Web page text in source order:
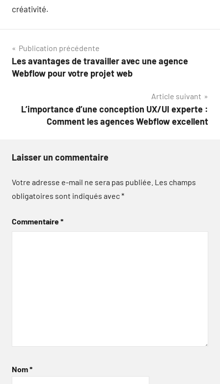
créativité.
Navigation
de
Publication précédente
Les avantages de travailler avec une agence
Webflow pour votre projet web
Article suivant
L’importance d’une conception UX/UI experte :
Comment les agences Webflow excellent
Laisser un commentaire
Votre adresse e-mail ne sera pas publiée. Les champs
obligatoires sont indiqués avec*
Commentaire*
Nom*